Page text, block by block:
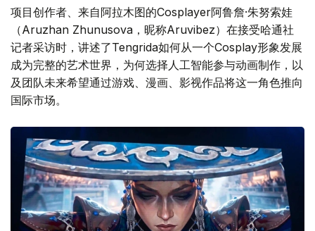
项目创作者、来自阿拉木图的Cosplayer阿鲁詹·朱努索娃
（Aruzhan Zhunusova，昵称Aruvibez）在接受哈通社
记者采访时，讲述了Tengrida如何从一个Cosplay形象发展
成为完整的艺术世界，为何选择人工智能参与动画制作，以
及团队未来希望通过游戏、漫画、影视作品将这一角色推向
国际市场。